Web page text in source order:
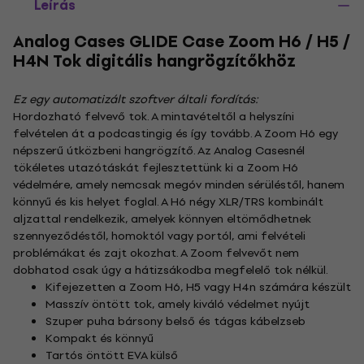
Leírás
Analog Cases GLIDE Case Zoom H6 / H5 /
H4N Tok digitális hangrögzítőkhöz
Ez egy automatizált szoftver általi fordítás:
Hordozható felvevő tok. A mintavételtől a helyszíni
felvételen át a podcastingig és így tovább. A Zoom H6 egy
népszerű útközbeni hangrögzítő. Az Analog Casesnél
tökéletes utazótáskát fejlesztettünk ki a Zoom H6
védelmére, amely nemcsak megóv minden sérüléstől, hanem
könnyű és kis helyet foglal. A H6 négy XLR/TRS kombinált
aljzattal rendelkezik, amelyek könnyen eltömődhetnek
szennyeződéstől, homoktól vagy portól, ami felvételi
problémákat és zajt okozhat. A Zoom felvevőt nem
dobhatod csak úgy a hátizsákodba megfelelő tok nélkül.
Kifejezetten a Zoom H6, H5 vagy H4n számára készült
Masszív öntött tok, amely kiváló védelmet nyújt
Szuper puha bársony belső és tágas kábelzseb
Kompakt és könnyű
Tartós öntött EVA külső